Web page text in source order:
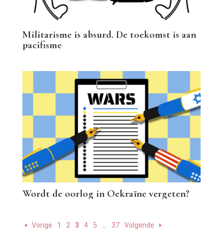
Militarisme is absurd. De toekomst is aan
pacifisme
Wordt de oorlog in Oekraïne vergeten?
Vorige 1 2 3 4 5 … 37 Volgende